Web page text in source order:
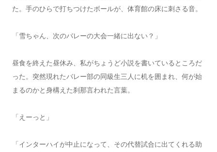
た。手のひらで打ちつけたボールが、体育館の床に刺さる音。
「雪ちゃん、次のバレーの大会一緒に出ない？」
昼食を終えた昼休み、私がちょうど小説を書いているところだ
った。突然現れたバレー部の同級生三人に机を囲まれ、何が始
まるのかと身構えた刹那言われた言葉。
「えーっと」
「インターハイが中止になって、その代替試合に出てくれる助